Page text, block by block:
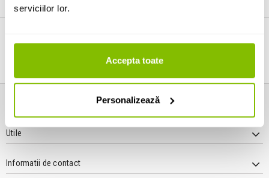
serviciilor lor.
Accepta toate
Personalizează
LIVRARE IN 24h (L - V)
Utile
Informatii de contact